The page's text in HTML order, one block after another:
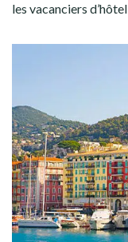
les vacanciers d’hôtel